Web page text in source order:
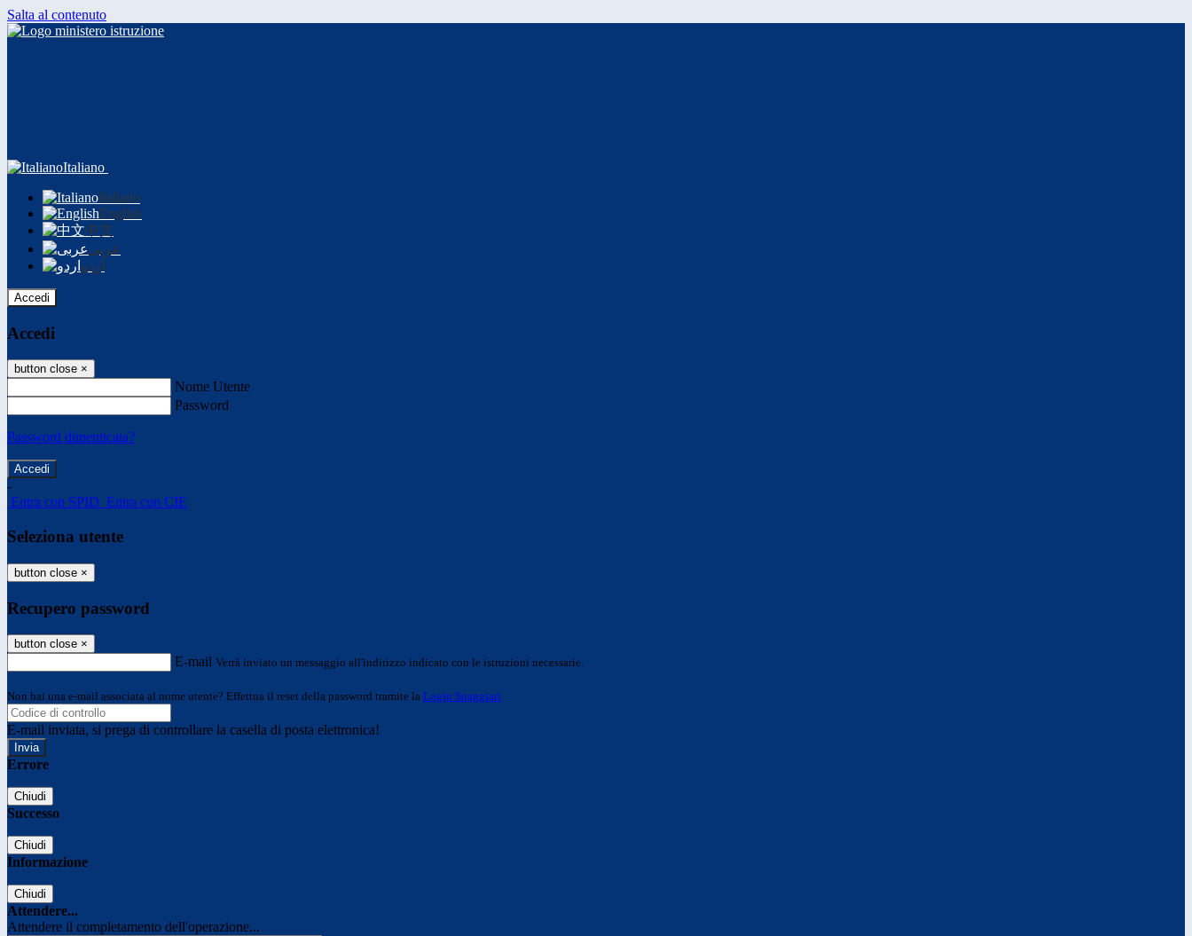
Salta al contenuto
Italiano
Italiano
English
中文
عربى
اردو
Accedi
Accedi
button close ×
Nome Utente
Password
Password dimenticata?
-
Entra con SPID Entra con CIE
Seleziona utente
button close ×
Recupero password
button close ×
E-mail Verrà inviato un messaggio all'indirizzo indicato con le istruzioni necessarie.
Non hai una e-mail associata al nome utente? Effettua il reset della password tramite la Login Spaggiari
E-mail inviata, si prega di controllare la casella di posta elettronica!
Errore
Chiudi
Successo
Chiudi
Informazione
Chiudi
Attendere...
Attendere il completamento dell'operazione...